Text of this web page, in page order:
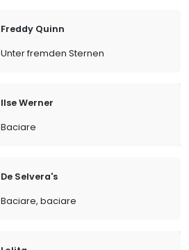
Freddy Quinn
Unter fremden Sternen
Ilse Werner
Baciare
De Selvera's
Baciare, baciare